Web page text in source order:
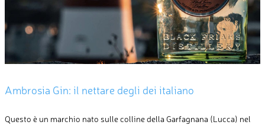
Ambrosia Gin: il nettare degli dei italiano
Questo è un marchio nato sulle colline della Garfagnana (Lucca) nel